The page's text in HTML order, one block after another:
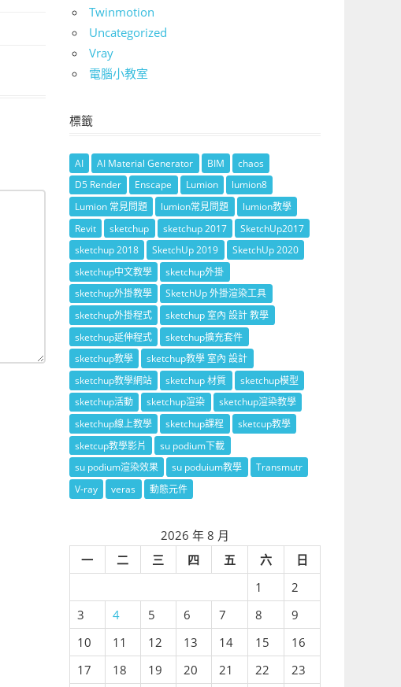
Twinmotion
Uncategorized
Vray
電腦小教室
標籤
AI AI Material Generator BIM
chaos
D5 Render
Enscape Lumion
lumion8
Lumion 常見問題
lumion常見問題
lumion教學
Revit
sketchup sketchup 2017
SketchUp2017
sketchup 2018
SketchUp 2019
SketchUp 2020
sketchup中文教學
sketchup外掛
sketchup外掛教學
SketchUp 外掛渲染工具
sketchup外掛程式
sketchup 室內 設計 教學
sketchup延伸程式
sketchup擴充套件
sketchup教學
sketchup教學 室內 設計
sketchup教學網站
sketchup 材質
sketchup模型
sketchup活動
sketchup渲染
sketchup渲染教學
sketchup線上教學
sketchup課程
sketcup教學
sketcup教學影片
su podium下載
su podium渲染效果
su poduium教學
Transmutr
V-ray
veras 動態元件
2026 年 8 月
一
二 三 四 五 六
日
1
2
3
4 5 6 7 8
9
10
11 12 13 14 15
16
17
18 19 20 21 22
23